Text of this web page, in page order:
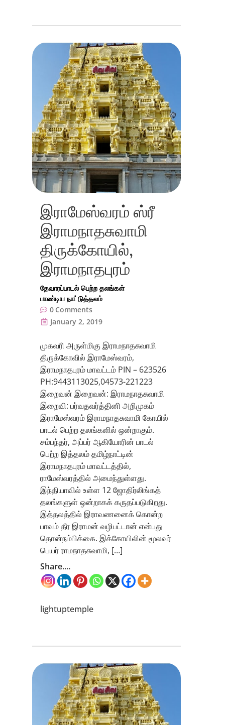
இராமேஸ்வரம் ஸ்ரீ
இராமநாதசுவாமி
திருக்கோயில்,
இராமநாதபுரம்
தேவாரப்பாடல் பெற்ற தலங்கள்
பாண்டிய நாட்டுத்தலம்
0 Comments
January 2, 2019
முகவரி அருள்மிகு இராமநாதசுவாமி
திருக்கோவில் இராமேஸ்வரம்,
இராமநாதபுரம் மாவட்டம் PIN – 623526
PH:9443113025,04573-221223
இறைவன் இறைவன்: இராமநாதசுவாமி
இறைவி: பர்வதவர்த்தினி அறிமுகம்
இராமேஸ்வரம் இராமநாதசுவாமி கோயில்
பாடல் பெற்ற தலங்களில் ஒன்றாகும்.
சம்பந்தர், அப்பர் ஆகியோரின் பாடல்
பெற்ற இத்தலம் தமிழ்நாட்டின்
இராமநாதபுரம் மாவட்டத்தில்,
ராமேஸ்வரத்தில் அமைந்துள்ளது.
இந்தியாவில் உள்ள 12 ஜோதிர்லிங்கத்
தலங்களுள் ஒன்றாகக் கருதப்படுகிறது.
இத்தலத்தில் இராவணனைக் கொன்ற
பாவம் தீர இராமன் வழிபட்டான் என்பது
தொன்நம்பிக்கை. இக்கோயிலின் மூலவர்
பெயர் ராமநாதசுவாமி, […]
Share....
lightuptemple